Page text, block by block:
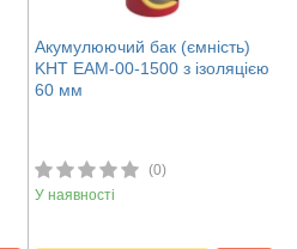
Акумулюючий бак (ємність)
KHT ЕАМ-00-1500 з ізоляцією
60 мм
(0)
У наявності